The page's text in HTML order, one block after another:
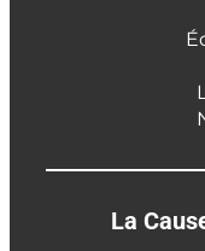
La